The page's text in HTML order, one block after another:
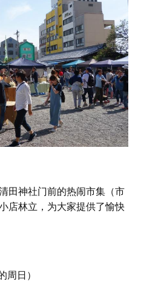
田神社门前的热闹市集（市
店林立，为大家提供了愉快
周日）